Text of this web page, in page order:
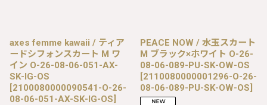
axes femme kawaii / ティア
ードシフォンスカート M ワ
イン O-26-08-06-051-AX-
SK-IG-OS
[2100080000090541-O-26-
08-06-051-AX-SK-IG-OS]
PEACE NOW / 水玉スカート
M ブラック×ホワイト O-26-
08-06-089-PU-SK-OW-OS
[2110080000001296-O-26-
08-06-089-PU-SK-OW-OS]